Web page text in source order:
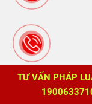
TƯ VẤN PHÁP